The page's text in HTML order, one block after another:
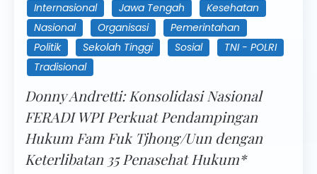
Internasional
Jawa Tengah
Kesehatan
Nasional
Organisasi
Pemerintahan
Politik
Sekolah Tinggi Sosial
TNI - POLRI
Tradisional
Donny Andretti: Konsolidasi Nasional
FERADI WPI Perkuat Pendampingan
Hukum Fam Fuk Tjhong/Uun dengan
Keterlibatan 35 Penasehat Hukum*